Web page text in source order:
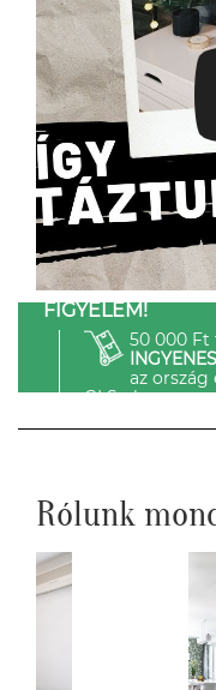
FIGYELEM!
50 000 Ft
INGYENES
az ország
GLS-el.
Rólunk